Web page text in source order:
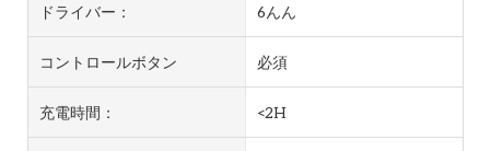
ドライバー： 6んん
コントロールボタン 必須
充電時間： <2H